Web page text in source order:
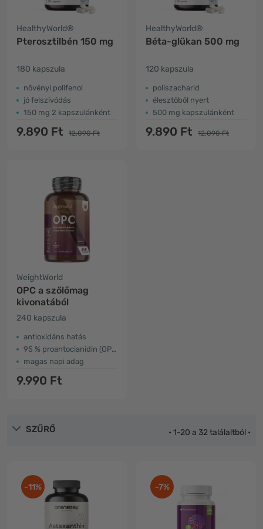
HealthyWorld®
Pterosztilbén 150 mg
180 kapszula
növényi polifenol
jó felszívódás
150 mg 2 kapszulánként
9.890 Ft 12.090 Ft
HealthyWorld®
Béta-glükan 500 mg
120 kapszula
poliszacharid
élesztőből nyert
500 mg kapszulánként
9.890 Ft 12.090 Ft
WeightWorld
OPC a szőlőmag
kivonatából
240 kapszula
antioxidáns hatás
95 % proantocianidin (OPC)
magas napi adag
9.990 Ft
SZŰRŐ • 1-20 a 32 találaltból •
-11% -7%